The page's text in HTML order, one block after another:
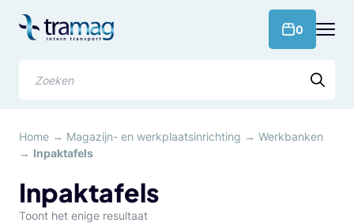
naar
0
Home → Magazijn- en werkplaatsinrichting → Werkbanken
→ Inpaktafels
Inpaktafels
Toont het enige resultaat